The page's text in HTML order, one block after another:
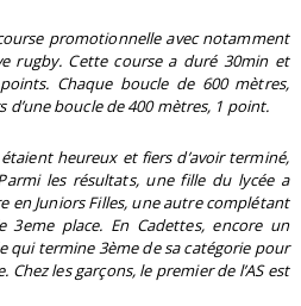
promotionnelle avec notamment
rugby. Cette course a duré 30min et
Chaque boucle de 600 mètres,
d’une boucle de 400 mètres, 1 point.
heureux et fiers d’avoir terminé,
les résultats, une fille du lycée a
en Juniors Filles, une autre complétant
place. En Cadettes, encore un
qui termine 3ème de sa catégorie pour
les garçons, le premier de l’AS est